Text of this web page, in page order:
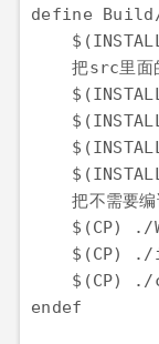
define
把src里面
把不需要编
$(CP)
$(CP)
$(CP)
endef